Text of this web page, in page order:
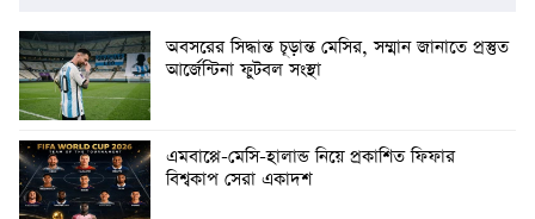
অবসরের সিদ্ধান্ত চূড়ান্ত মেসির, সম্মান জানাতে প্রস্তুত
আর্জেন্টিনা ফুটবল সংস্থা
এমবাপ্পে-মেসি-হালান্ড নিয়ে প্রকাশিত ফিফার
বিশ্বকাপ সেরা একাদশ